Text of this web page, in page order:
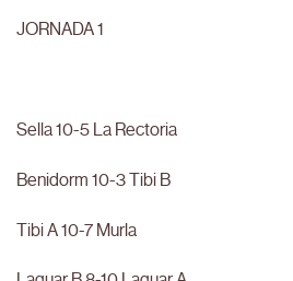
JORNADA 1
Sella 10-5 La Rectoria
Benidorm 10-3 Tibi B
Tibi A 10-7 Murla